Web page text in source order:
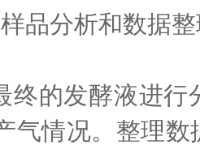
分析和数据整
的发酵液进行
气情况。整理